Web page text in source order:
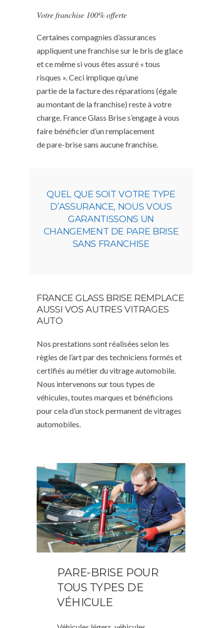
Votre franchise 100% offerte
Certaines compagnies d’assurances
appliquent une franchise sur le bris de glace
et ce même si vous êtes assuré « tous
risques ». Ceci implique qu’une
partie de la facture des réparations (égale
au montant de la franchise) reste à votre
charge. France Glass Brise s’engage à vous
faire bénéficier d’un remplacement
de pare-brise sans aucune franchise.
QUEL QUE SOIT VOTRE TYPE
D’ASSURANCE, NOUS VOUS
GARANTISSONS UN
CHANGEMENT DE PARE BRISE
SANS FRANCHISE
FRANCE GLASS BRISE REMPLACE
AUSSI VOS AUTRES VITRAGES
AUTO
Nos prestations sont réalisées selon les
règles de l’art par des techniciens formés et
certifiés au métier du vitrage automobile.
Nous intervenons sur tous types de
véhicules, toutes marques et bénéficions
pour cela d’un stock permanent de vitrages
automobiles.
PARE-BRISE POUR
TOUS TYPES DE
VÉHICULE